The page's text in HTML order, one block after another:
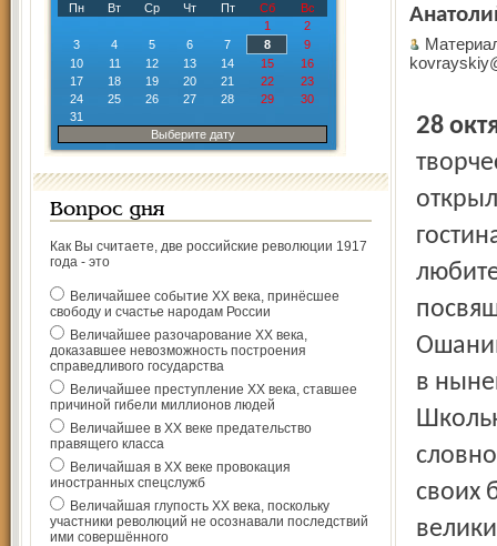
Пн
Вт Ср Чт Пт Сб
Вс
1
2
3
4 5 6 7 8
9
10
11 12 13 14 15
16
17
18 19 20 21 22
23
24
25 26 27 28 29
30
31
Выберите дату
Вопрос дня
Как Вы считаете, две российские революции 1917
года - это
Величайшее событие ХХ века, принёсшее
свободу и счастье народам России
Величайшее разочарование ХХ века,
доказавшее невозможность построения
справедливого государства
Величайшее преступление ХХ века, ставшее
причиной гибели миллионов людей
Величайшее в ХХ веке предательство
правящего класса
Величайшая в ХХ веке провокация
иностранных спецслужб
Величайшая глупость ХХ века, поскольку
участники революций не осознавали последствий
ими совершённого
28
в
своих